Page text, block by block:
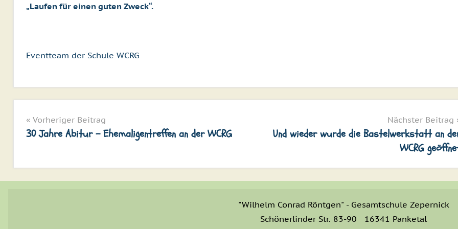
„Laufen für einen guten Zweck“.
Eventteam der Schule WCRG
Beitragsnavigation
Vorheriger Beitrag
30 Jahre Abitur – Ehemaligentreffen an der WCRG
Nächster Beitrag
Und wieder wurde die Bastelwerkstatt an
WCRG
"Wilhelm Conrad Röntgen" - Gesamtschule Zepernick
Schönerlinder Str. 83-90 16341 Panketal